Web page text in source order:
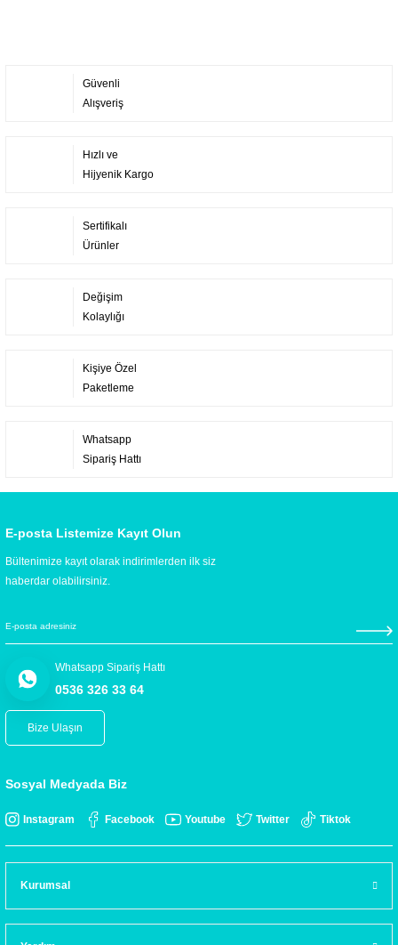
Güvenli
Alışveriş
Hızlı ve
Hijyenik Kargo
Sertifikalı
Ürünler
Değişim
Kolaylığı
Kişiye Özel
Paketleme
Whatsapp
Sipariş Hattı
E-posta Listemize Kayıt Olun
Bültenimize kayıt olarak indirimlerden ilk siz
haberdar olabilirsiniz.
Whatsapp Sipariş Hattı
0536 326 33 64
Bize Ulaşın
Sosyal Medyada Biz
Instagram Facebook Youtube Twitter Tiktok
Kurumsal